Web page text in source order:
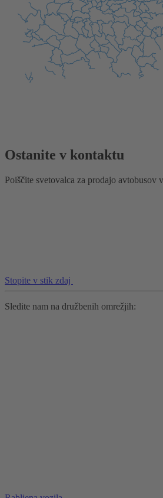
Ostanite v kontaktu
Poiščite svetovalca za prodajo avtobusov
Stopite v stik zdaj
Sledite nam na družbenih omrežjih: